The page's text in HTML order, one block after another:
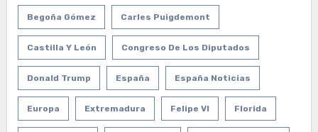
Begoña Gómez Carles Puigdemont
Castilla Y León Congreso De Los Diputados
Donald Trump España España Noticias
Europa Extremadura Felipe VI Florida